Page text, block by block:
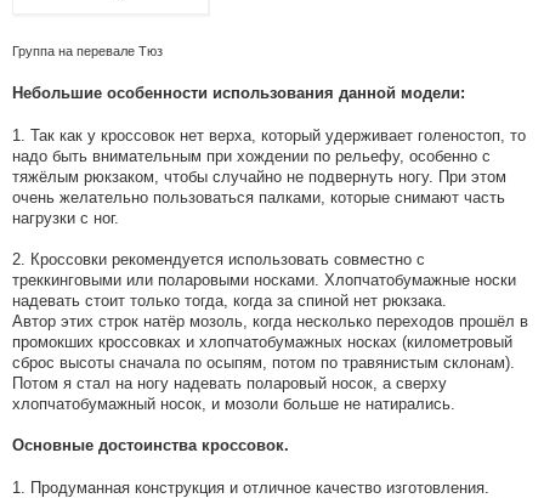
Группа на перевале Тюз
Небольшие особенности использования данной модели:
1. Так как у кроссовок нет верха, который удерживает голеностоп, то
надо быть внимательным при хождении по рельефу, особенно с
тяжёлым рюкзаком, чтобы случайно не подвернуть ногу. При этом
очень желательно пользоваться палками, которые снимают часть
нагрузки с ног.
2. Кроссовки рекомендуется использовать совместно с
треккинговыми или поларовыми носками. Хлопчатобумажные носки
надевать стоит только тогда, когда за спиной нет рюкзака.
Автор этих строк натёр мозоль, когда несколько переходов прошёл в
промокших кроссовках и хлопчатобумажных носках (километровый
сброс высоты сначала по осыпям, потом по травянистым склонам).
Потом я стал на ногу надевать поларовый носок, а сверху
хлопчатобумажный носок, и мозоли больше не натирались.
Основные достоинства кроссовок.
1. Продуманная конструкция и отличное качество изготовления.